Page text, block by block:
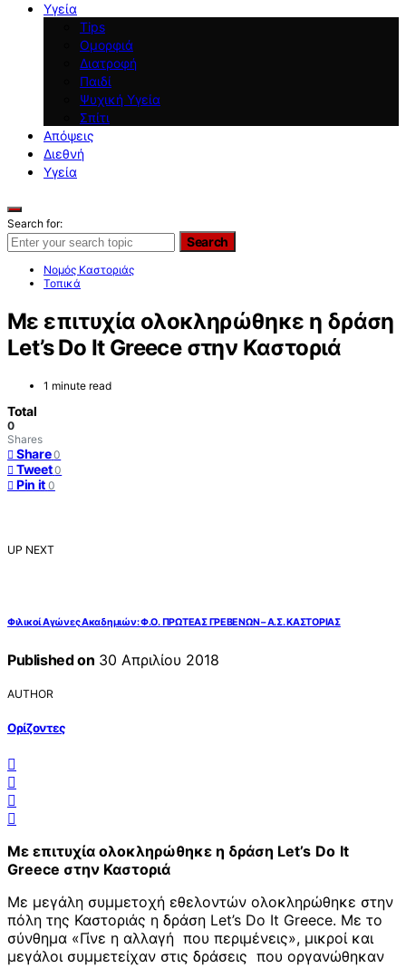
Υγεία
Tips
Ομορφιά
Διατροφή
Παιδί
Ψυχική Υγεία
Σπίτι
Απόψεις
Διεθνή
Υγεία
Search for:
Search
Νομός Καστοριάς
Τοπικά
Με επιτυχία ολοκληρώθηκε η δράση
Let’s Do It Greece στην Καστοριά
1 minute read
Total
0
Shares
Share 0
Tweet 0
Pin it 0
UP NEXT
Φιλικοί Αγώνες Ακαδημιών: Φ.Ο. ΠΡΩΤΕΑΣ ΓΡΕΒΕΝΩΝ – Α.Σ. ΚΑΣΤΟΡΙΑΣ
Published on 30 Απριλίου 2018
AUTHOR
Ορίζοντες
Με επιτυχία ολοκληρώθηκε η δράση Let’s Do It
Greece στην Καστοριά
Με μεγάλη συμμετοχή εθελοντών ολοκληρώθηκε στην
πόλη της Καστοριάς η δράση Let’s Do It Greece. Με το
σύνθημα «Γίνε η αλλαγή που περιμένεις», μικροί και
μεγάλοι συμμετείχαν στις δράσεις που οργανώθηκαν